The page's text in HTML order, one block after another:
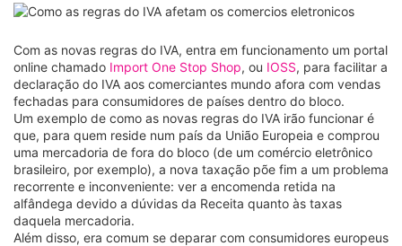
Com as novas regras do IVA, entra em funcionamento um portal
online chamado Import One Stop Shop, ou IOSS, para facilitar a
declaração do IVA aos comerciantes mundo afora com vendas
fechadas para consumidores de países dentro do bloco.
Um exemplo de como as novas regras do IVA irão funcionar é
que, para quem reside num país da União Europeia e comprou
uma mercadoria de fora do bloco (de um comércio eletrônico
brasileiro, por exemplo), a nova taxação põe fim a um problema
recorrente e inconveniente: ver a encomenda retida na
alfândega devido a dúvidas da Receita quanto às taxas
daquela mercadoria.
Além disso, era comum se deparar com consumidores europeus